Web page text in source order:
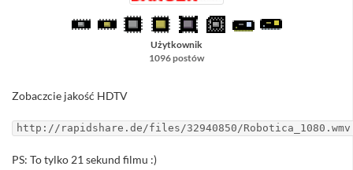
Użytkownik
1096 postów
Zobaczcie jakość HDTV
http://rapidshare.de/files/32940850/
PS: To tylko 21 sekund filmu :)